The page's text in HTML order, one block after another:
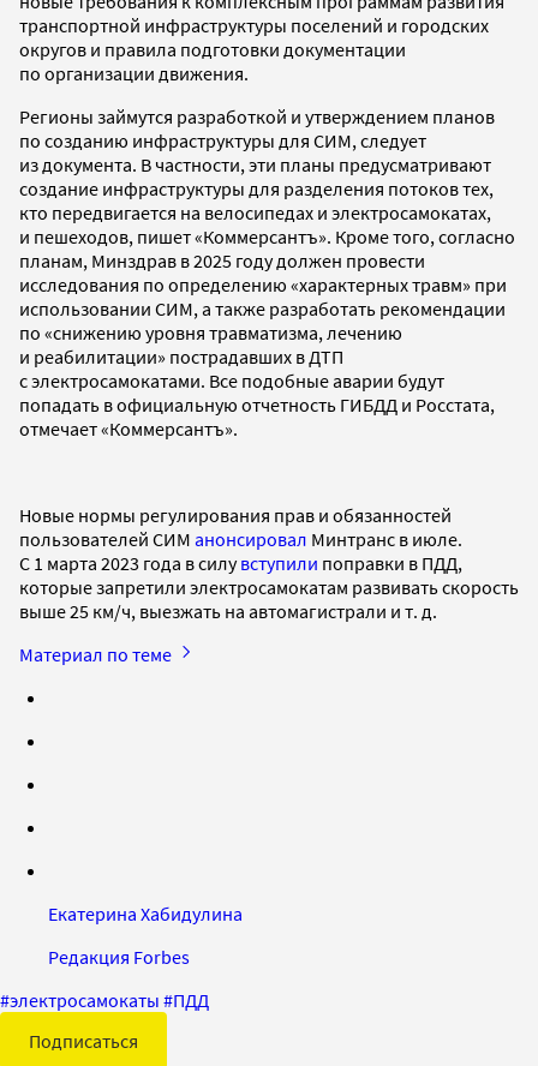
транспортной инфраструктуры поселений и городских
округов и правила подготовки документации
по организации движения.
Регионы займутся разработкой и утверждением планов
по созданию инфраструктуры для СИМ, следует
из документа. В частности, эти планы предусматривают
создание инфраструктуры для разделения потоков тех,
кто передвигается на велосипедах и электросамокатах,
и пешеходов, пишет «Коммерсантъ». Кроме того, согласно
планам, Минздрав в 2025 году должен провести
исследования по определению «характерных травм» при
использовании СИМ, а также разработать рекомендации
по «снижению уровня травматизма, лечению
и реабилитации» пострадавших в ДТП
с электросамокатами. Все подобные аварии будут
попадать в официальную отчетность ГИБДД и Росстата,
отмечает «Коммерсантъ».
Новые нормы регулирования прав и обязанностей
пользователей СИМ анонсировал Минтранс в июле.
С 1 марта 2023 года в силувступили поправки в ПДД,
которые запретили электросамокатам развивать скорость
выше 25 км/ч, выезжать на автомагистрали и т. д.
Материал по теме
Екатерина Хабидулина
Редакция Forbes
#электросамокаты #ПДД
Подписаться